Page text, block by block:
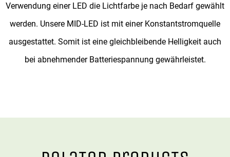
Verwendung einer LED die Lichtfarbe je nach Bedarf gewählt
werden. Unsere MID-LED ist mit einer Konstantstromquelle
ausgestattet. Somit ist eine gleichbleibende Helligkeit auch
bei abnehmender Batteriespannung gewährleistet.